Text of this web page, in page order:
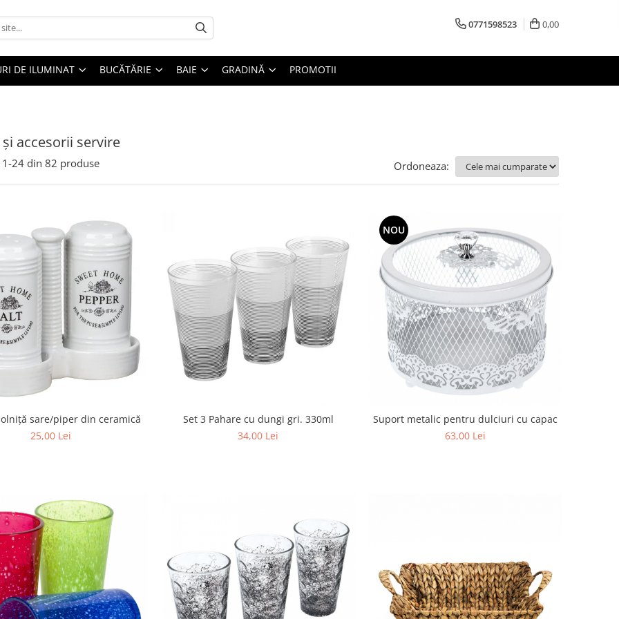
0771598523 0,00
DE ILUMINAT BUCĂTĂRIE BAIE GRADINĂ PROMOTII
și accesorii servire
1-24 din 82 produse Ordoneaza:
sare/piper din ceramică
25,00 Lei
Set 3 Pahare cu dungi gri. 330ml
34,00 Lei
NOU
Suport metalic pentru dulciuri cu capac
63,00 Lei